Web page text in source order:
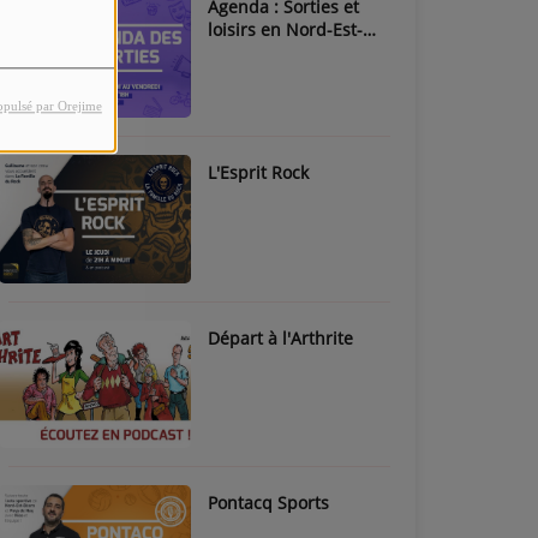
par Orejime
Agenda : Sorties et
loisirs en Nord-Est-
L'Esprit Rock
Départ à l'Arthrite
Pontacq Sports